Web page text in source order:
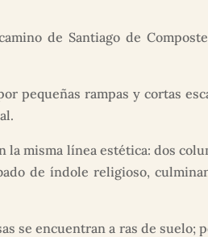
de Santiago de
pequeñas rampas y cortas
misma línea estética: dos
de índole religioso,
se encuentran a ras de suelo;